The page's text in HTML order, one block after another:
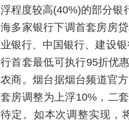
浮程度较高(40%)的部分银
海多家银行下调首套房房
业银行、中国银行、建设
行首套最低可执行95折优
农商。烟台据烟台频道官
套房调整为上浮10%，二
待定。如本次调整实现，